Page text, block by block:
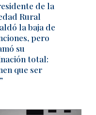
de la
Rural
la baja de
pero
su
total:
que ser